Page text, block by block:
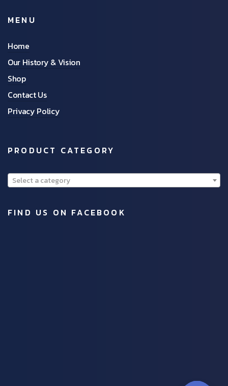
MENU
Home
Our History & Vision
Shop
Contact Us
Privacy Policy
PRODUCT CATEGORY
Select a category
FIND US ON FACEBOOK